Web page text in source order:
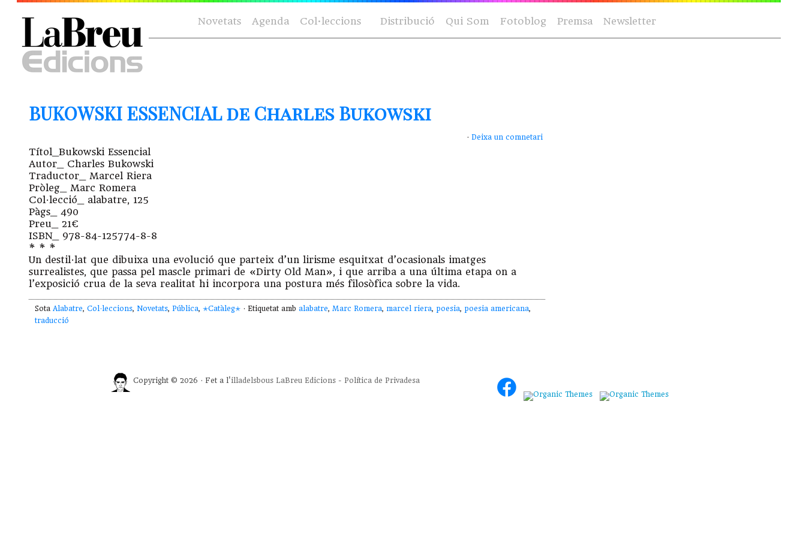
Novetats Agenda Col·leccions Distribució Qui Som Fotoblog Premsa Newsletter
BUKOWSKI ESSENCIAL de Charles Bukowski
· Deixa un comnetari
Títol_Bukowski Essencial
Autor_ Charles Bukowski
Traductor_ Marcel Riera
Pròleg_ Marc Romera
Col·lecció_ alabatre, 125
Pàgs_ 490
Preu_ 21€
ISBN_ 978-84-125774-8-8
* * *
Un destil·lat que dibuixa una evolució que parteix d’un lirisme esquitxat d’ocasionals imatges
surrealistes, que passa pel mascle primari de «Dirty Old Man», i que arriba a una última etapa on a
l’exposició crua de la seva realitat hi incorpora una postura més filosòfica sobre la vida.
Sota Alabatre, Col·leccions, Novetats, Pública, ✭Catàleg✭ · Etiquetat amb alabatre, Marc Romera, marcel riera, poesia, poesia americana,
traducció
Copyright © 2026 · Fet a l'illadelsbous LaBreu Edicions - Política de Privadesa